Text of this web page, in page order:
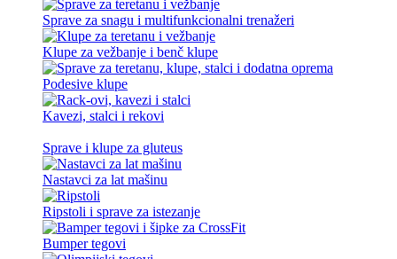
Sprave za snagu i multifunkcionalni trenažeri
Klupe za vežbanje i benč klupe
Podesive klupe
Kavezi, stalci i rekovi
Sprave i klupe za gluteus
Nastavci za lat mašinu
Ripstoli i sprave za istezanje
Bumper tegovi